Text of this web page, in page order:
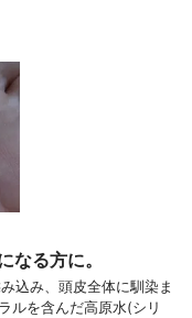
なる方に。
込み、頭皮全体に馴染ま
ルを含んだ高原水(シリ